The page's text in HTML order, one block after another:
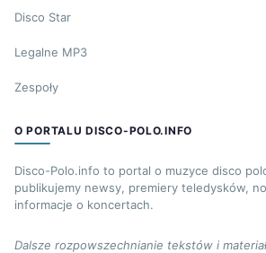
Disco Star
Legalne MP3
Zespoły
O PORTALU DISCO-POLO.INFO
Disco-Polo.info to portal o muzyce disco
publikujemy newsy, premiery teledysków,
informacje o koncertach.
Dalsze rozpowszechnianie tekstów i